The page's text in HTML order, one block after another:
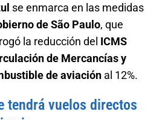
se enmarca en las medidas
de São Paulo, que
la reducción del ICMS
de Mercancías y
de aviación al 12%.
tendrá vuelos directos